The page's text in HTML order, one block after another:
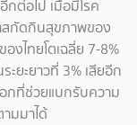
กต่อไป เมื่อมีโรค
สกัดกินสุขภาพของ
งไทยโตเฉลี่ย 7-8%
ยะยาวที่ 3% เสียอีก
กที่ช่วยแบกรับความ
มมาได้